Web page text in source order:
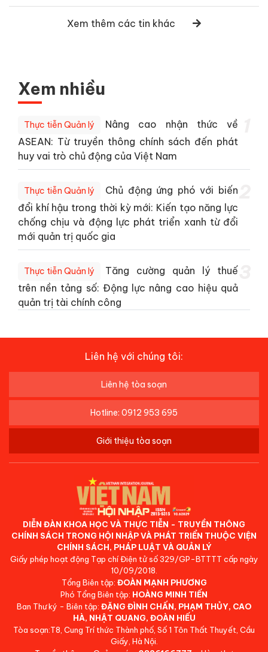
Xem thêm các tin khác
Xem nhiều
Thực tiễn Quản lý
Nâng cao nhận thức về
ASEAN: Từ truyền thông chính sách đến phát
huy vai trò chủ động của Việt Nam
Thực tiễn Quản lý
Chủ động ứng phó với biến
đổi khí hậu trong thời kỳ mới: Kiến tạo năng lực
chống chịu và động lực phát triển xanh từ đổi
mới quản trị quốc gia
Thực tiễn Quản lý
Tăng cường quản lý thuế
trên nền tảng số: Động lực nâng cao hiệu quả
quản trị tài chính công
Liên hệ với chúng tôi:
Liên hệ tòa soạn
Hotline: 0912 953 695
Giới thiệu tòa soạn
DIỄN ĐÀN KHOA HỌC VÀ THỰC TIỄN - TRUYỀN THÔNG
CHÍNH SÁCH TRONG HỘI NHẬP VÀ PHÁT TRIỂN THUỘC VIỆN
CHÍNH SÁCH, PHÁP LUẬT VÀ QUẢN LÝ
Giấy phép hoạt động Tạp chí Điện tử số 329/GP-BTTTT cấp ngày
10/09/2018.
Tổng Biên tập: ĐOÀN MẠNH PHƯƠNG
Phó Tổng Biên tập: HOÀNG MINH TIẾN
Ban Thư ký - Biên tập: ĐẶNG ĐÌNH CHẤN, PHẠM THỦY, CAO
HÀ, NHẬT QUANG, ĐOÀN HIẾU
Tòa soạn:T8, Cung Trí thức Thành phố, Số 1 Tôn Thất Thuyết, Cầu
Giấy, Hà Nội.